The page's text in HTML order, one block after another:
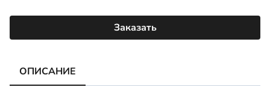
цена
составляла
цена:
₸ 13
Заказать
ОПИСАНИЕ